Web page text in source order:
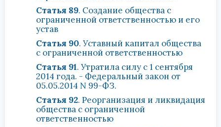
Статья 89. Создание общества с
ограниченной ответственностью и его
устав
Статья 90. Уставный капитал общества
с ограниченной ответственностью
Статья 91. Утратила силу с 1 сентября
2014 года. - Федеральный закон от
05.05.2014 N 99-ФЗ.
Статья 92. Реорганизация и ликвидация
общества с ограниченной
ответственностью